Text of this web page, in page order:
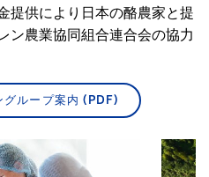
提供により日本の酪農家と提
ン農業協同組合連合会の協力
グループ案内 (PDF)